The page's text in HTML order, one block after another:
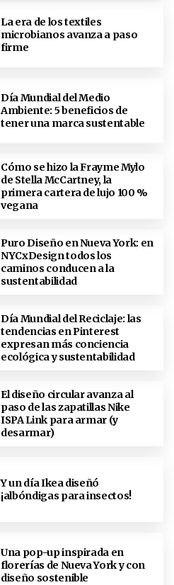
La era de los textiles
microbianos avanza a paso
firme
Día Mundial del Medio
Ambiente: 5 beneficios de
tener una marca sustentable
Cómo se hizo la Frayme Mylo
de Stella McCartney, la
primera cartera de lujo 100 %
vegana
Puro Diseño en Nueva York: en
NYCxDesign todos los
caminos conducen a la
sustentabilidad
Día Mundial del Reciclaje: las
tendencias en Pinterest
expresan más conciencia
ecológica y sustentabilidad
El diseño circular avanza al
paso de las zapatillas Nike
ISPA Link para armar (y
desarmar)
Y un día Ikea diseñó
¡albóndigas para insectos!
Una pop-up inspirada en
florerías de Nueva York y con
diseño sostenible